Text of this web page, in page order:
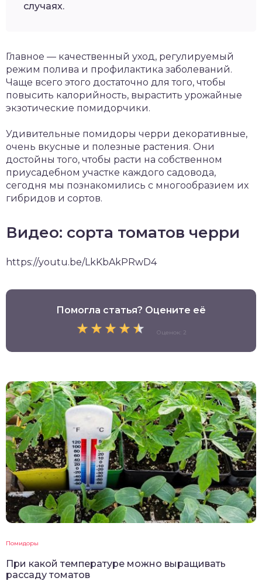
случаях.
Главное — качественный уход, регулируемый
режим полива и профилактика заболеваний.
Чаще всего этого достаточно для того, чтобы
повысить калорийность, вырастить урожайные
экзотические помидорчики.
Удивительные помидоры черри декоративные,
очень вкусные и полезные растения. Они
достойны того, чтобы расти на собственном
приусадебном участке каждого садовода,
сегодня мы познакомились с многообразием их
гибридов и сортов.
Видео: сорта томатов черри
https://youtu.be/LkKbAkPRwD4
Помогла статья? Оцените её
Оценок: 2
Помидоры
При какой температуре можно выращивать
рассаду томатов